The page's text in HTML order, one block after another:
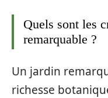
Quels sont les
remarquable ?
Un jardin
richesse